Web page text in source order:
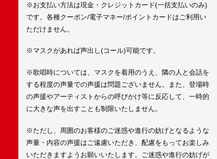
※お支払い方法は現金・クレジットカード(一括支払いのみ)
です。各種クーポン/電子マネー/ポイントカードはご利用い
ただけません。
※マスクがあれば声出し(コール)可能です。
※歌唱時については、マスクを着用のうえ、隣の人と会話を
する程度の声量での声援は問題ございません。また、登場時
の声援やアーティストからの呼びかけ等に反応して、一時的
に大きな声を出すことも制限いたしません。
※ただし、周囲のお客様のご迷惑や進行の妨げとなるような
声量・内容の声援はご遠慮いただき、配慮をもってお楽しみ
いただきますようお願いいたします。ご迷惑や進行の妨げが